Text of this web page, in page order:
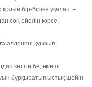
бір-біріне уқалап. –
соң әйелін көрсе,
әлденені қуырып,
кеттің бе, екінші
бұрқыратып ыстық шәйін